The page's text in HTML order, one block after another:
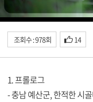
조회수 : 978회 14
1. 프롤로그
- 충남 예산군, 한적한 시